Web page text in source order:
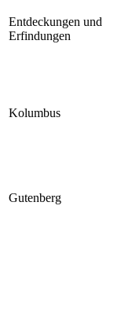
Entdeckungen und
Erfindungen
Kolumbus
Gutenberg